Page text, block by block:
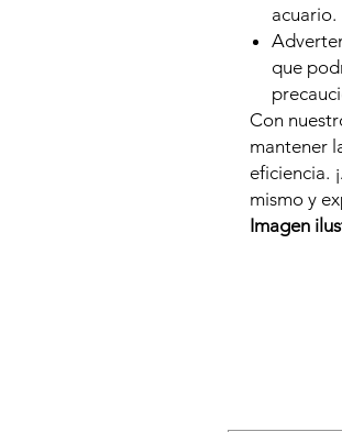
acuario.
que
Con
mantener
eficiencia.
mismo y
Imagen